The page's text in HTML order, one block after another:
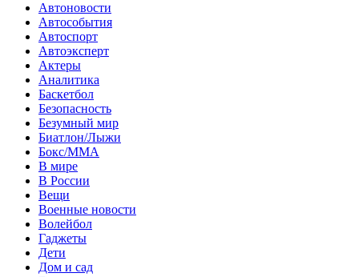
Автоновости
Автособытия
Автоспорт
Автоэксперт
Актеры
Аналитика
Баскетбол
Безопасность
Безумный мир
Биатлон/Лыжи
Бокс/MMA
В мире
В России
Вещи
Военные новости
Волейбол
Гаджеты
Дети
Дом и сад